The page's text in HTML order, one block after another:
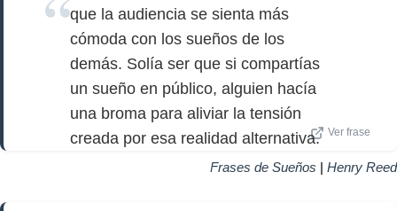
que la audiencia se sienta más
cómoda con los sueños de los
demás. Solía ser que si compartías
un sueño en público, alguien hacía
una broma para aliviar la tensión
creada por esa realidad alternativa.
Ver frase
Frases de Sueños | Henry Reed